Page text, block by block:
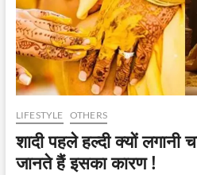
LIFESTYLE OTHERS
शादी पहले हल्दी क्यों लगानी
जानते हैं इसका कारण !